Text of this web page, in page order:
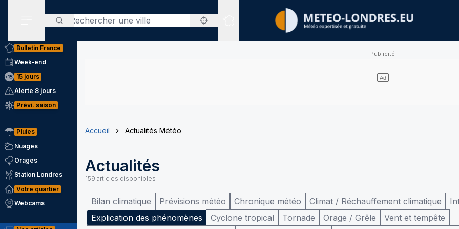
Rechercher
Sites expertisés
Bulletin France
Week-end
15 jours
Alerte 8 jours
Prévi. saison
Pluies
Nuages
Orages
Station Londres
Votre quartier
Webcams
Accueil Actualités Météo
Actualités
159 articles disponibles
Bilan climatique Prévisions météo Chronique météo Climat / Réchauffement climatique
Explication des phénomènes
Cyclone tropical Tornade Orage / Grêle
Vent et tempête